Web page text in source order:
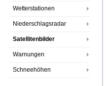
Wetterstationen
Niederschlagsradar
Satellitenbilder
Warnungen
Schneehöhen